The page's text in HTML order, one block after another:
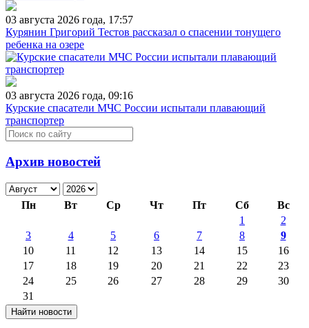
03 августа 2026 года, 17:57
Курянин Григорий Тестов рассказал о спасении тонущего
ребенка на озере
03 августа 2026 года, 09:16
Курские спасатели МЧС России испытали плавающий
транспортер
Архив новостей
Пн Вт Ср Чт Пт Сб
Вс
1
2
3
4 5 6 7 8
9
10
11 12 13 14 15
16
17
18 19 20 21 22
23
24
25 26 27 28 29
30
31